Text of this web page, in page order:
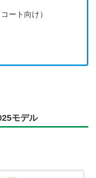
ート向け）
モデル